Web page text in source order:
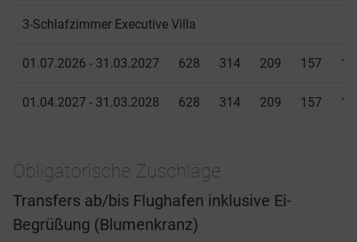
3-Schlafzimmer Executive Villa
01.07.2026 - 31.03.2027 628 314 209 157
01.04.2027 - 31.03.2028 628 314 209 157
Obligatorische Zuschläge
Transfers ab/bis Flughafen inklusive Ei-
Begrüßung (Blumenkranz)